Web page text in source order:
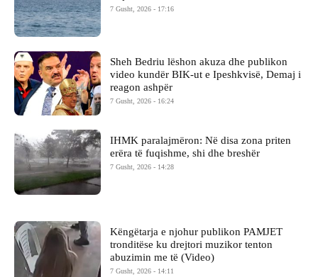
7 Gusht, 2026 - 17:16
Sheh Bedriu lëshon akuza dhe publikon
video kundër BIK-ut e Ipeshkvisë, Demaj i
reagon ashpër
7 Gusht, 2026 - 16:24
IHMK paralajmëron: Në disa zona priten
erëra të fuqishme, shi dhe breshër
7 Gusht, 2026 - 14:28
Këngëtarja e njohur publikon PAMJET
tronditëse ku drejtori muzikor tenton
abuzimin me të (Video)
7 Gusht, 2026 - 14:11